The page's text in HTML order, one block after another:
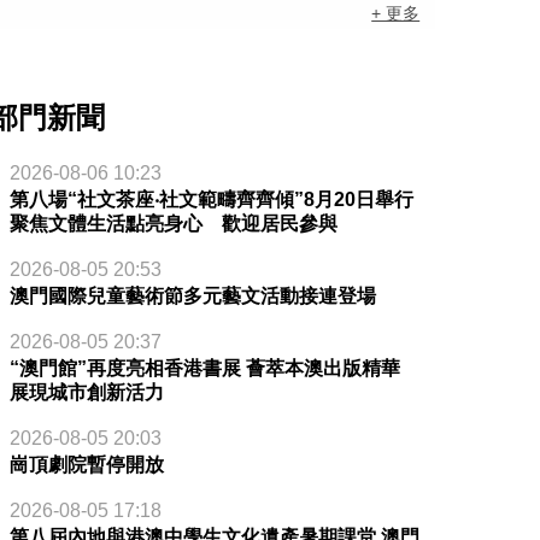
+ 更多
門新聞
2026-08-06 10:23
第八場“社文茶座‧社文範疇齊齊傾”8月20日舉行
聚焦文體生活點亮身心 歡迎居民參與
2026-08-05 20:53
澳門國際兒童藝術節多元藝文活動接連登場
2026-08-05 20:37
“澳門館”再度亮相香港書展 薈萃本澳出版精華
展現城市創新活力
2026-08-05 20:03
崗頂劇院暫停開放
2026-08-05 17:18